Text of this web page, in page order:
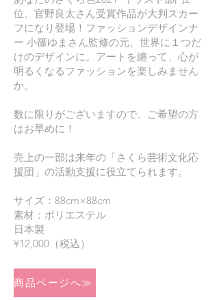
位、官野良太さん受賞作品が大判スカー
フになり登場！ファッションデザインナ
ー 小篠ゆまさん監修の元、世界に１つだ
けのデザインに。アートを纏って、心が
明るくなるファッションを楽しみません
か。
数に限りがございますので、ご希望の方
はお早めに！
売上の一部は来年の「さくら芸術文化応
援団」の活動支援に役立てられます。
サイズ：88cm×88cm
素材：ポリエステル
日本製
¥12,000（税込）
商品ページへ≫